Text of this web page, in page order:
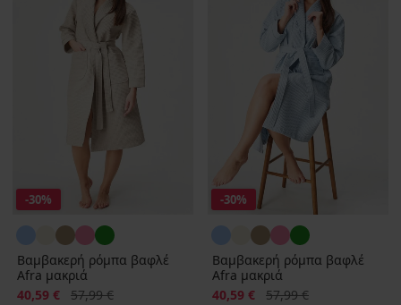
-30%
Βαμβακερή ρόμπα βαφλέ
Afra μακριά
Έκπτωση
40,59 € Αρχική τιμή
57,99 €
-30%
Βαμβακερή ρόμπα βαφλέ
Afra μακριά
Έκπτωση
40,59 € Αρχική τιμή
57,99 €